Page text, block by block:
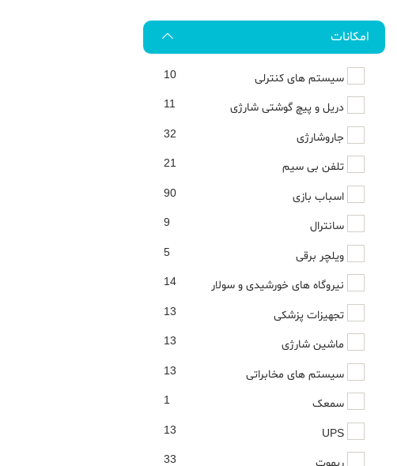
امکانات
سیستم های کنترلی 10
دریل و پیچ گوشتی شارژی 11
جاروشارژی 32
تلفن بی سیم 21
اسباب بازی 90
سانترال 9
ویلچر برقی 5
نیروگاه های خورشیدی و سولار 14
تجهیزات پزشکی 13
ماشین شارژی 13
سیستم های مخابراتی 13
سمعک 1
13
ریموت 33